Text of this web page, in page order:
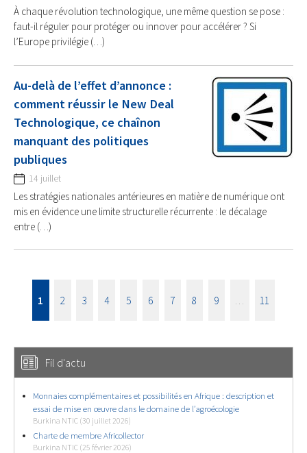
À chaque révolution technologique, une même question se pose :
faut-il réguler pour protéger ou innover pour accélérer ? Si
l’Europe privilégie (…)
Au-delà de l’effet d’annonce :
comment réussir le New Deal
Technologique, ce chaînon
manquant des politiques
publiques
14 juillet
Les stratégies nationales antérieures en matière de numérique ont
mis en évidence une limite structurelle récurrente : le décalage
entre (…)
1 2 3 4 5 6 7 8 9 11
Fil d'actu
Monnaies complémentaires et possibilités en Afrique : description et
essai de mise en œuvre dans le domaine de l’agroécologie
Burkina NTIC (30 juillet 2026)
Charte de membre Africollector
Burkina NTIC (25 février 2026)